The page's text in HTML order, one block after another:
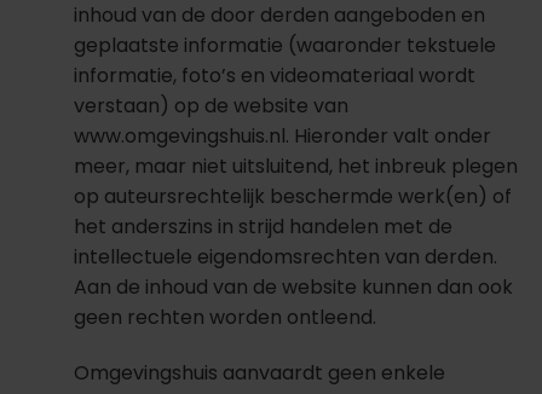
inhoud van de door derden aangeboden en
geplaatste informatie (waaronder tekstuele
informatie, foto’s en videomateriaal wordt
verstaan) op de website van
www.omgevingshuis.nl. Hieronder valt onder
meer, maar niet uitsluitend, het inbreuk plegen
op auteursrechtelijk beschermde werk(en) of
het anderszins in strijd handelen met de
intellectuele eigendomsrechten van derden.
Aan de inhoud van de website kunnen dan ook
geen rechten worden ontleend.
Omgevingshuis aanvaardt geen enkele